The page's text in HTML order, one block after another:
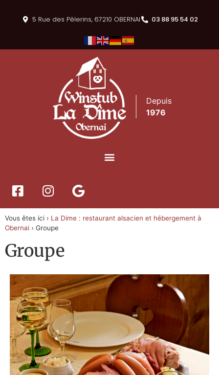
5 Rue des Pèlerins, 67210 OBERNAI 03 88 95 54 02
Depuis
1976
Vous êtes ici › La Dime : restaurant alsacien et hébergement à
Obernai › Groupe
Groupe